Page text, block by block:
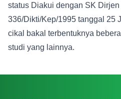
status Diakui dengan SK Dirjen
336/Dikti/Kep/1995 tanggal 25
cikal bakal terbentuknya
studi yang lainnya.